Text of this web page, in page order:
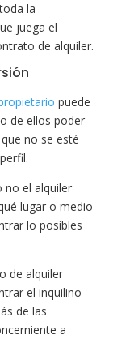
la
juega el
de alquiler.
puede
de ellos poder
no se esté
no el alquiler
lugar o medio
lo posibles
de alquiler
el inquilino
de las
a